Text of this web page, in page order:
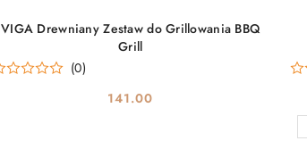
VIGA Drewniany Zestaw do Grillowania BBQ
Grill
(0)
Cena:
141.00
DO KOSZYKA